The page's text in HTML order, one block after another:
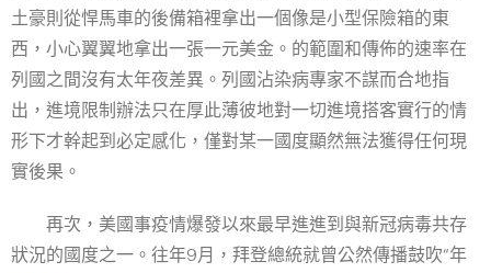
土豪則從悍馬車的後備箱裡拿出一個像是小型保險箱的東
西，小心翼翼地拿出一張一元美金。的範圍和傳佈的速率在
列國之間沒有太年夜差異。列國沾染病專家不謀而合地指
出，進境限制辦法只在厚此薄彼地對一切進境搭客實行的情
形下才幹起到必定感化，僅對某一國度顯然無法獲得任何現
實後果。
再次，美國事疫情爆發以來最早進進到與新冠病毒共存
狀況的國度之一。往年9月，拜登總統就曾公然傳播鼓吹“年